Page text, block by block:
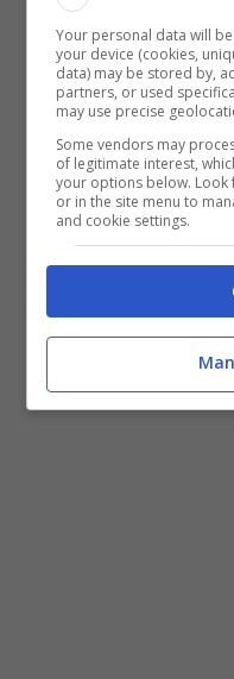
e di un
partecipazione al
Svolta
per Gaia
Ebbene sì, nel
troviamo un
ore ha riscosso la
punta di diamante
scuola di Amici di
Your personal data will
your device (cookies,
data) may be stored by,
partners, or used
may use precise
Some vendors may
of legitimate interest,
your options below.
or in the site menu to
and cookie settings.